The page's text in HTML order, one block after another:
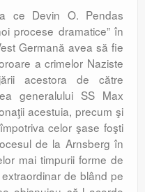
ce Devin O. Pendas
procese dramatice” în
Germană avea să fie
a crimelor Naziste
acestora de către
generalului SS Max
acestuia, precum şi
celor şase foşti
de la Arnsberg în
mai timpurii forme de
de blând pe